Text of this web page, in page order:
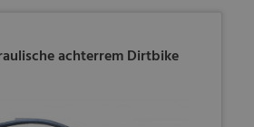
achterrem Dirtbike